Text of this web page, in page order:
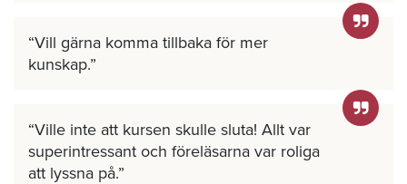
Vill gärna komma tillbaka för mer
kunskap.
Ville inte att kursen skulle sluta! Allt var
superintressant och föreläsarna var roliga
att lyssna på.